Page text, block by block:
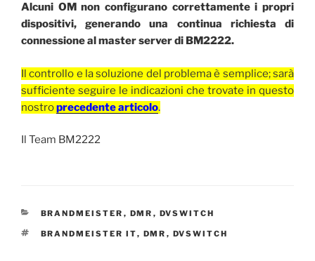
Alcuni OM non configurano correttamente i propri
dispositivi, generando una continua richiesta di
connessione al master server di BM2222.
Il controllo e la soluzione del problema è semplice; sarà
sufficiente seguire le indicazioni che trovate in questo
nostroprecedente articolo.
Il Team BM2222
CATEGORIE
BRANDMEISTER , DMR , DVSWITCH
TAG
BRANDMEISTER IT, DMR , DVSWITCH